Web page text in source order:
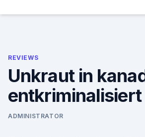
REVIEWS
Unkraut in
entkriminalisiert
ADMINISTRATOR